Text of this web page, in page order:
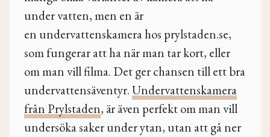
under vatten, men en är
en undervattenskamera hos prylstaden.se,
som fungerar att ha när man tar kort, eller
om man vill filma. Det ger chansen till ett bra
undervattensäventyr.Undervattenskamera
från Prylstaden, är även perfekt om man vill
undersöka saker under ytan, utan att gå ner